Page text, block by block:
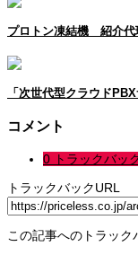
プロトン凍結機 紹介代
「次世代型クラウド
コメント
0 トラックバッ
トラックバックURL
この記事へのトラック